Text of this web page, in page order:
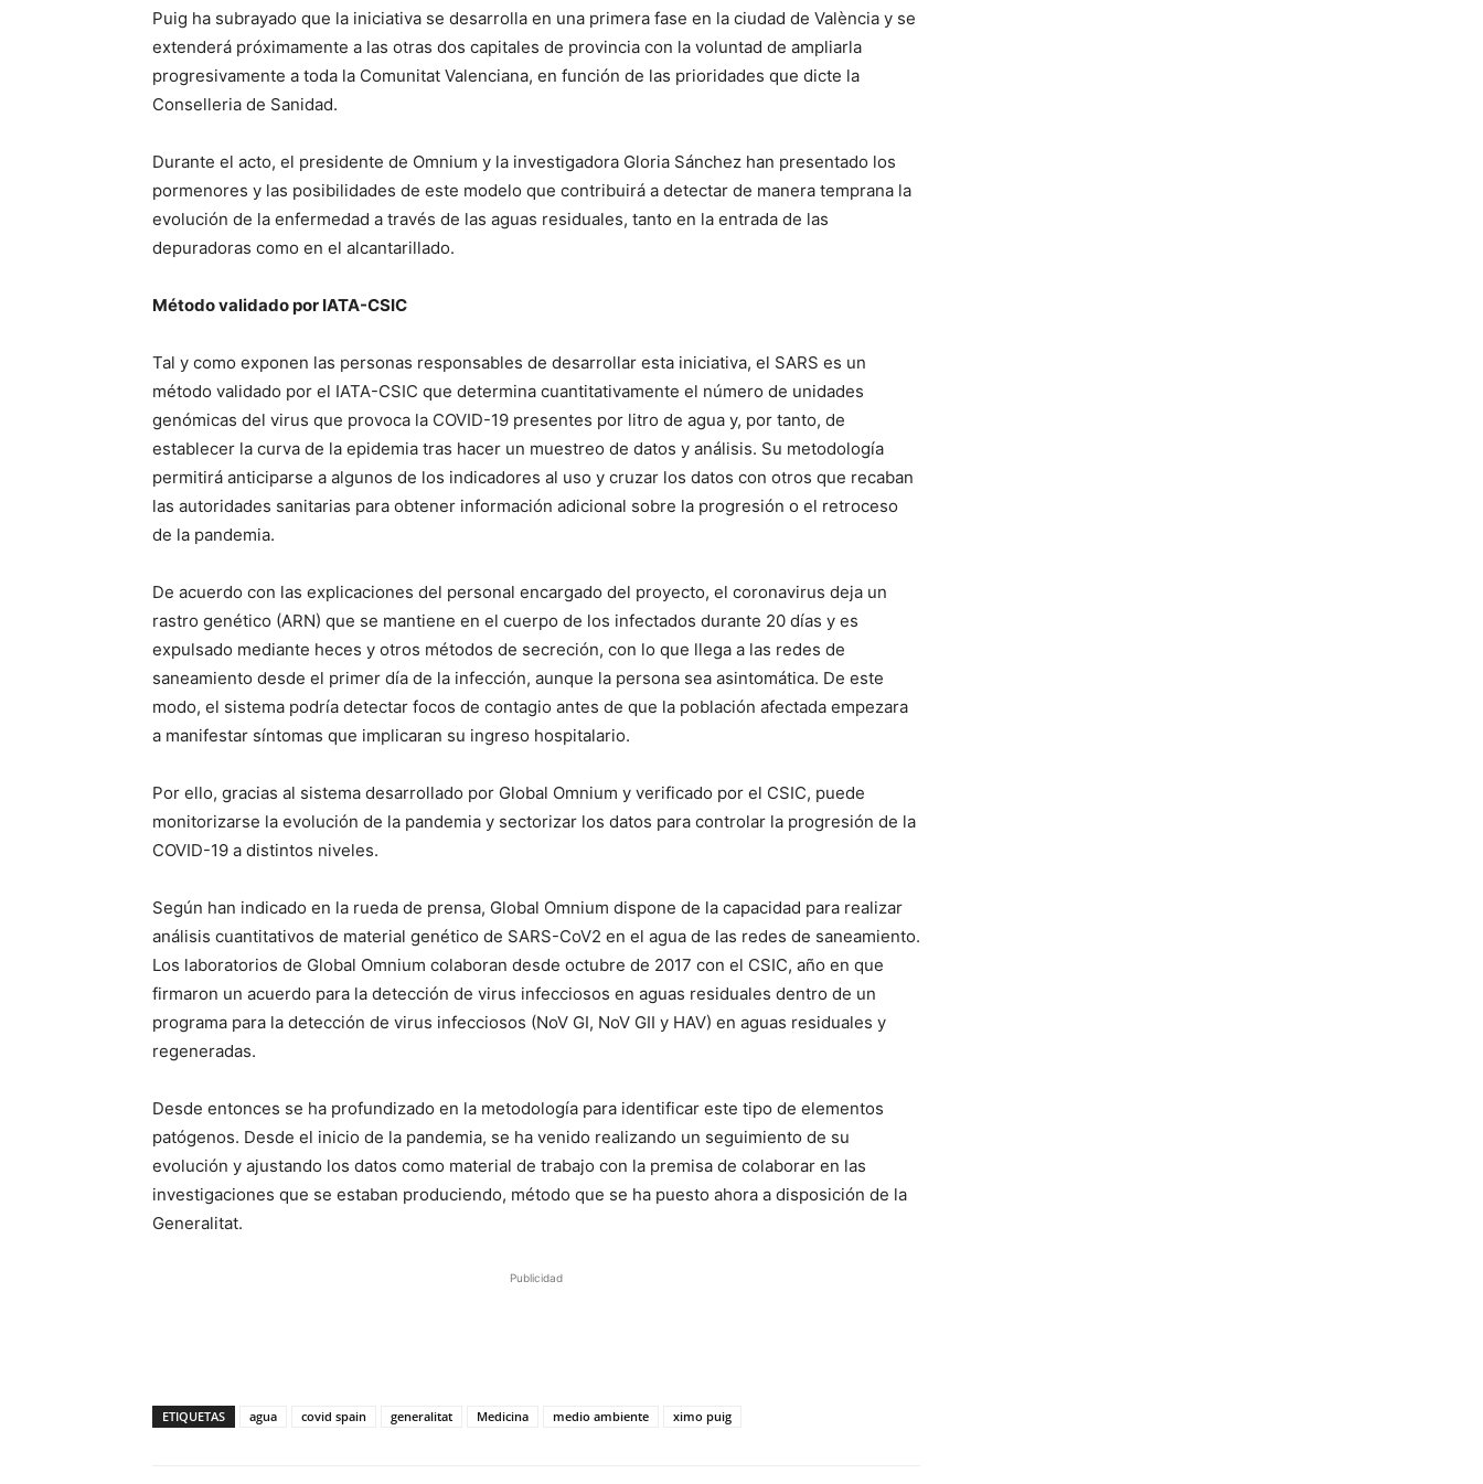
Puig ha subrayado que la iniciativa se desarrolla en una primera fase en la ciudad de València y se
extenderá próximamente a las otras dos capitales de provincia con la voluntad de ampliarla
progresivamente a toda la Comunitat Valenciana, en función de las prioridades que dicte la
Conselleria de Sanidad.
Durante el acto, el presidente de Omnium y la investigadora Gloria Sánchez han presentado los
pormenores y las posibilidades de este modelo que contribuirá a detectar de manera temprana la
evolución de la enfermedad a través de las aguas residuales, tanto en la entrada de las
depuradoras como en el alcantarillado.
Método validado por IATA-CSIC
Tal y como exponen las personas responsables de desarrollar esta iniciativa, el SARS es un
método validado por el IATA-CSIC que determina cuantitativamente el número de unidades
genómicas del virus que provoca la COVID-19 presentes por litro de agua y, por tanto, de
establecer la curva de la epidemia tras hacer un muestreo de datos y análisis. Su metodología
permitirá anticiparse a algunos de los indicadores al uso y cruzar los datos con otros que recaban
las autoridades sanitarias para obtener información adicional sobre la progresión o el retroceso
de la pandemia.
De acuerdo con las explicaciones del personal encargado del proyecto, el coronavirus deja un
rastro genético (ARN) que se mantiene en el cuerpo de los infectados durante 20 días y es
expulsado mediante heces y otros métodos de secreción, con lo que llega a las redes de
saneamiento desde el primer día de la infección, aunque la persona sea asintomática. De este
modo, el sistema podría detectar focos de contagio antes de que la población afectada empezara
a manifestar síntomas que implicaran su ingreso hospitalario.
Por ello, gracias al sistema desarrollado por Global Omnium y verificado por el CSIC, puede
monitorizarse la evolución de la pandemia y sectorizar los datos para controlar la progresión de la
COVID-19 a distintos niveles.
Según han indicado en la rueda de prensa, Global Omnium dispone de la capacidad para realizar
análisis cuantitativos de material genético de SARS-CoV2 en el agua de las redes de saneamiento.
Los laboratorios de Global Omnium colaboran desde octubre de 2017 con el CSIC, año en que
firmaron un acuerdo para la detección de virus infecciosos en aguas residuales dentro de un
programa para la detección de virus infecciosos (NoV GI, NoV GII y HAV) en aguas residuales y
regeneradas.
Desde entonces se ha profundizado en la metodología para identificar este tipo de elementos
patógenos. Desde el inicio de la pandemia, se ha venido realizando un seguimiento de su
evolución y ajustando los datos como material de trabajo con la premisa de colaborar en las
investigaciones que se estaban produciendo, método que se ha puesto ahora a disposición de la
Generalitat.
Publicidad
ETIQUETAS agua covid spain generalitat Medicina medio ambiente ximo puig